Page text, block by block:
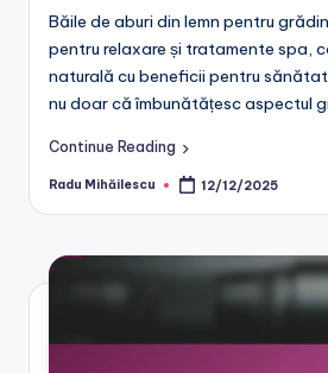
Băile de aburi din lemn pentru
pentru relaxare și tratamente spa,
naturală cu beneficii pentru
nu doar că îmbunătățesc aspectul
Continue Reading
Posted
Radu Mihăilescu 12/12/2025